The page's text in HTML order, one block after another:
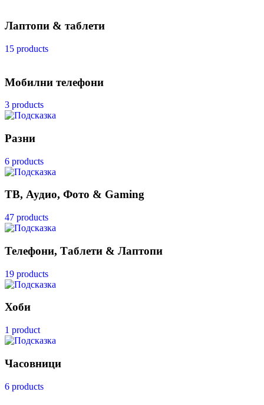
Лаптопи & таблети
15 products
Мобилни телефони
3 products
Разни
6 products
ТВ, Аудио, Фото & Gaming
47 products
Телефони, Таблети & Лаптопи
19 products
Хоби
1 product
Часовници
6 products